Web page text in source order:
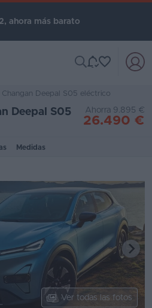
ahora más barato
Changan Deepal S05 eléctrico
Deepal S05
Ahorra 9.895 €
26.490 €
Medidas
Ver todas las fotos